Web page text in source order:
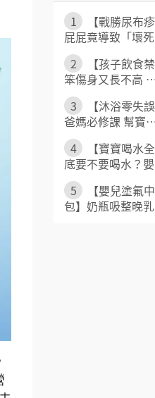
1
【戰勝尿布
屁屁竟導致「壞
2
【孩子飲食
笨傷身又長不高
3
【沐浴零失
爸媽必修課 幫寶
4
【寶寶喝水
底要不要喝水？
5
【嬰兒塗氟
包】奶瓶吸整晚